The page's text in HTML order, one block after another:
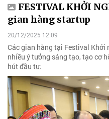
FESTIVAL KHỞI
gian hàng startup
20/12/2025 12:09
Các gian hàng tại Festival Khởi
nhiều ý tưởng sáng tạo, tạo cơ
hút đầu tư.